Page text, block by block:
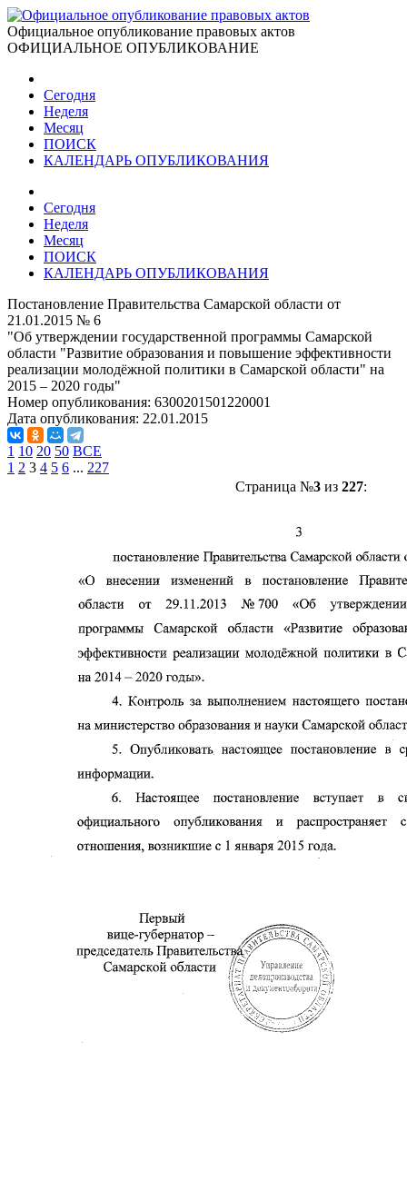
Официальное опубликование правовых актов
ОФИЦИАЛЬНОЕ ОПУБЛИКОВАНИЕ
Сегодня
Неделя
Месяц
ПОИСК
КАЛЕНДАРЬ ОПУБЛИКОВАНИЯ
Сегодня
Неделя
Месяц
ПОИСК
КАЛЕНДАРЬ ОПУБЛИКОВАНИЯ
Постановление Правительства Самарской области от
21.01.2015 № 6
"Об утверждении государственной программы Самарской
области "Развитие образования и повышение эффективности
реализации молодёжной политики в Самарской области" на
2015 – 2020 годы"
Номер опубликования: 6300201501220001
Дата опубликования: 22.01.2015
1 10 20 50 ВСЕ
1 2 3 4 5 6 ... 227
Страница №3из 227: